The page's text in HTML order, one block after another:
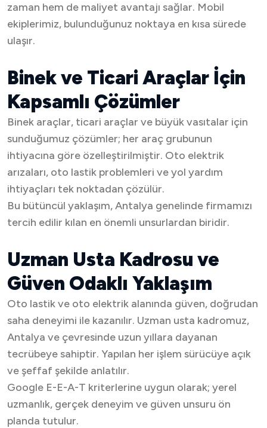
zaman hem de maliyet avantajı sağlar. Mobil
ekiplerimiz, bulunduğunuz noktaya en kısa sürede
ulaşır.
Binek ve Ticari Araçlar İçin
Kapsamlı Çözümler
Binek araçlar, ticari araçlar ve büyük vasıtalar için
sunduğumuz çözümler; her araç grubunun
ihtiyacına göre özelleştirilmiştir. Oto elektrik
arızaları, oto lastik problemleri ve yol yardım
ihtiyaçları tek noktadan çözülür.
Bu bütüncül yaklaşım, Antalya genelinde firmamızı
tercih edilir kılan en önemli unsurlardan biridir.
Uzman Usta Kadrosu ve
Güven Odaklı Yaklaşım
Oto lastik ve oto elektrik alanında güven, doğrudan
saha deneyimi ile kazanılır. Uzman usta kadromuz,
Antalya ve çevresinde uzun yıllara dayanan
tecrübeye sahiptir. Yapılan her işlem sürücüye açık
ve şeffaf şekilde anlatılır.
Google E-E-A-T kriterlerine uygun olarak; yerel
uzmanlık, gerçek deneyim ve güven unsuru ön
planda tutulur.